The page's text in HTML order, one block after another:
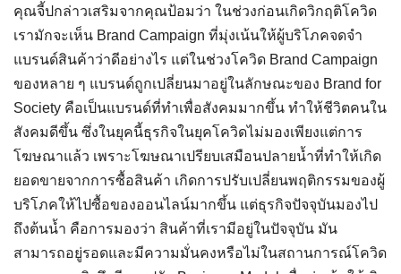
คุณจี้ปกล่าวเสริมจากคุณป้อมว่า ในช่วงก่อนเกิดวิกฤติโควิด
เรามักจะเห็น Brand Campaign ที่มุ่งเน้นให้ผู้บริโภคจดจำ
แบรนด์สินค้าว่าดีอย่างไร แต่ในช่วงโควิด Brand Campaign
ของหลาย ๆ แบรนด์ถูกเปลี่ยนมาอยู่ในลักษณะของ Brand for
Society คือเป็นแบรนด์ที่ทำเพื่อสังคมมากขึ้น ทำให้ชีวิตคนใน
สังคมดีขึ้น ซึ่งในยุคนี้ธุรกิจในยุคโควิดไม่มองเพียงแต่การ
โฆษณาแล้ว เพราะโฆษณาเปรียบเสมือนปลายน้ำที่ทำให้เกิด
ยอดขายจากการซื้อสินค้า เกิดการปรับเปลี่ยนพฤติกรรมของผู้
บริโภคให้ไปซื้อของออนไลน์มากขึ้น แต่ธุรกิจปัจจุบันมองไป
ถึงต้นน้ำ คือการมองว่า สินค้าที่เรามีอยู่ในปัจจุบัน มัน
สามารถอยู่รอดและมีความมั่นคงหรือไม่ในสถานการณ์โควิด